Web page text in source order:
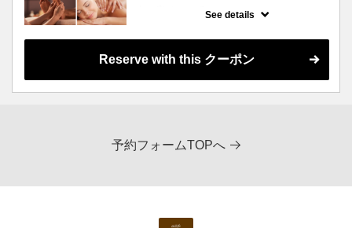
タイ古式＆全身のアロマオイルトリートメン
ト、足つぼで極上リラックス。
See details
Reserve with this クーポン
予約フォームTOPへ